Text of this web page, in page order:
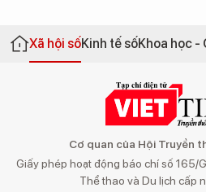
Xã hội sốKinh tế sốKhoa học -
Cơ quan của Hội Truyền
Giấy phép hoạt động báo chí số 165/
Thể thao và Du lịch cấp